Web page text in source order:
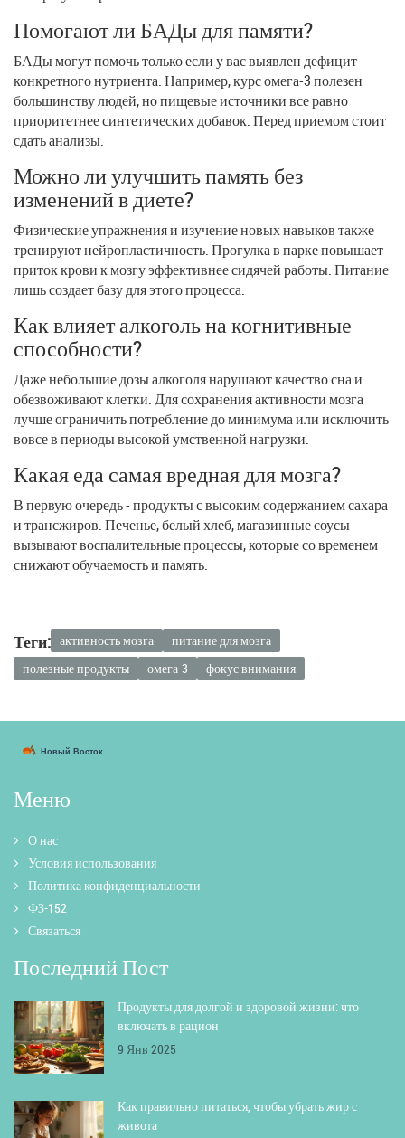
Помогают ли БАДы для памяти?
БАДы могут помочь только если у вас выявлен дефицит
конкретного нутриента. Например, курс омега-3 полезен
большинству людей, но пищевые источники все равно
приоритетнее синтетических добавок. Перед приемом стоит
сдать анализы.
Можно ли улучшить память без
изменений в диете?
Физические упражнения и изучение новых навыков также
тренируют нейропластичность. Прогулка в парке повышает
приток крови к мозгу эффективнее сидячей работы. Питание
лишь создает базу для этого процесса.
Как влияет алкоголь на когнитивные
способности?
Даже небольшие дозы алкоголя нарушают качество сна и
обезвоживают клетки. Для сохранения активности мозга
лучше ограничить потребление до минимума или исключить
вовсе в периоды высокой умственной нагрузки.
Какая еда самая вредная для мозга?
В первую очередь - продукты с высоким содержанием сахара
и трансжиров. Печенье, белый хлеб, магазинные соусы
вызывают воспалительные процессы, которые со временем
снижают обучаемость и память.
Теги: активность мозга
питание для мозга
полезные продукты
омега-3 фокус внимания
Меню
О нас
Условия использования
Политика конфиденциальности
ФЗ-152
Связаться
Последний Пост
Продукты для долгой и здоровой жизни: что
включать в рацион
9 Янв 2025
Как правильно питаться, чтобы убрать жир с
живота